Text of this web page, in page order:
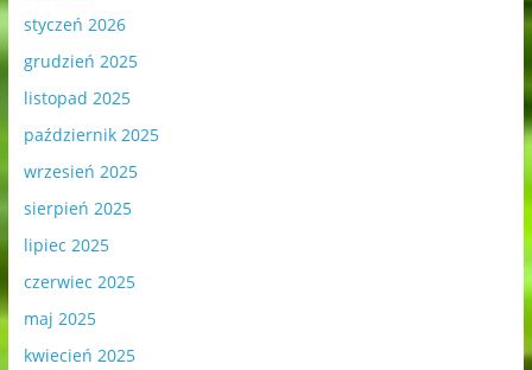
styczeń 2026
grudzień 2025
listopad 2025
październik 2025
wrzesień 2025
sierpień 2025
lipiec 2025
czerwiec 2025
maj 2025
kwiecień 2025